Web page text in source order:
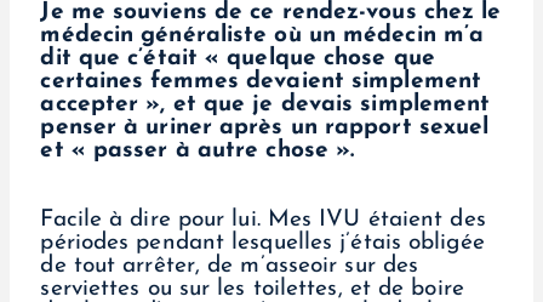
Je me souviens de ce rendez-vous chez le
médecin généraliste où un médecin m’a
dit que c’était « quelque chose que
certaines femmes devaient simplement
accepter », et que je devais simplement
penser à uriner après un rapport sexuel
et « passer à autre chose ».
Facile à dire pour lui. Mes IVU étaient des
périodes pendant lesquelles j’étais obligée
de tout arrêter, de m’asseoir sur des
serviettes ou sur les toilettes, et de boire